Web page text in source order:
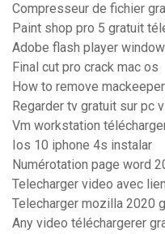
Compresseur de fichier
Paint shop pro 5 gratuit
Adobe flash player
Final cut pro crack mac os
How to remove
Regarder tv gratuit sur pc
Vm workstation
Ios 10 iphone 4s instalar
Numérotation page word
Telecharger video avec
Telecharger mozilla 2020
Any video téléchargerer